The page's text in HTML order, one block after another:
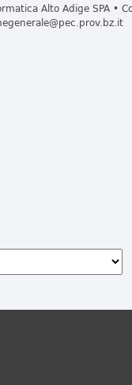
Alto Adige SPA •